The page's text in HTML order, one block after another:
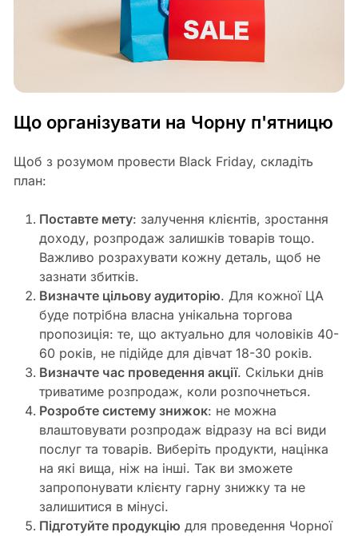
Що організувати на Чорну п'ятницю
Щоб з розумом провести Black Friday, складіть
план:
Поставте мету: залучення клієнтів, зростання
доходу, розпродаж залишків товарів тощо.
Важливо розрахувати кожну деталь, щоб не
зазнати збитків.
Визначте цільову аудиторію. Для кожної ЦА
буде потрібна власна унікальна торгова
пропозиція: те, що актуально для чоловіків 40-
60 років, не підійде для дівчат 18-30 років.
Визначте час проведення акції. Скільки днів
триватиме розпродаж, коли розпочнеться.
Розробте систему знижок: не можна
влаштовувати розпродаж відразу на всі види
послуг та товарів. Виберіть продукти, націнка
на які вища, ніж на інші. Так ви зможете
запропонувати клієнту гарну знижку та не
залишитися в мінусі.
Підготуйте продукцію для проведення Чорної